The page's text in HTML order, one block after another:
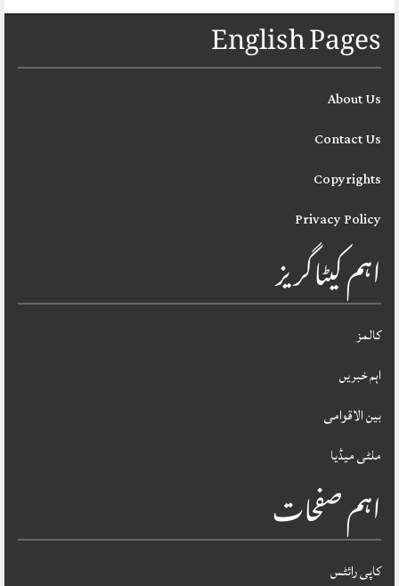
English Pages
About Us
Contact Us
Copyrights
Privacy Policy
اہم کیٹاگریز
کالمز
اہم خبریں
بین الاقوامی
ملٹی میڈیا
اہم صفحات
کاپی رائٹس